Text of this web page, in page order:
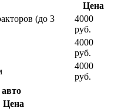
Цена
(до 3
4000
руб.
4000
руб.
4000
руб.
Цена